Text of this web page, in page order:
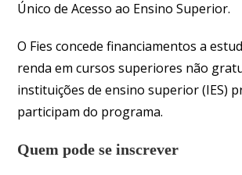
Único de Acesso ao Ensino Superior.
O Fies concede financiamentos a
renda em cursos superiores não
instituições de ensino superior (IES)
participam do programa.
Quem pode se inscrever